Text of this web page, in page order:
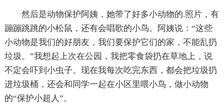
然后是动物保护阿姨，她带了好多小动物的.照片，有
蹦蹦跳跳的小松鼠，还有会唱歌的小鸟。阿姨说：“这些
小动物是我们的好朋友，我们要保护它们的家，不能乱扔
垃圾。”我想起上次在公园，我把零食袋扔在草地上，说
不定会吓到小虫子。现在我每次吃完东西，都会把垃圾扔
进垃圾桶，还会和同学一起在小区里喂小鸟，做小动物
的“保护小超人”。